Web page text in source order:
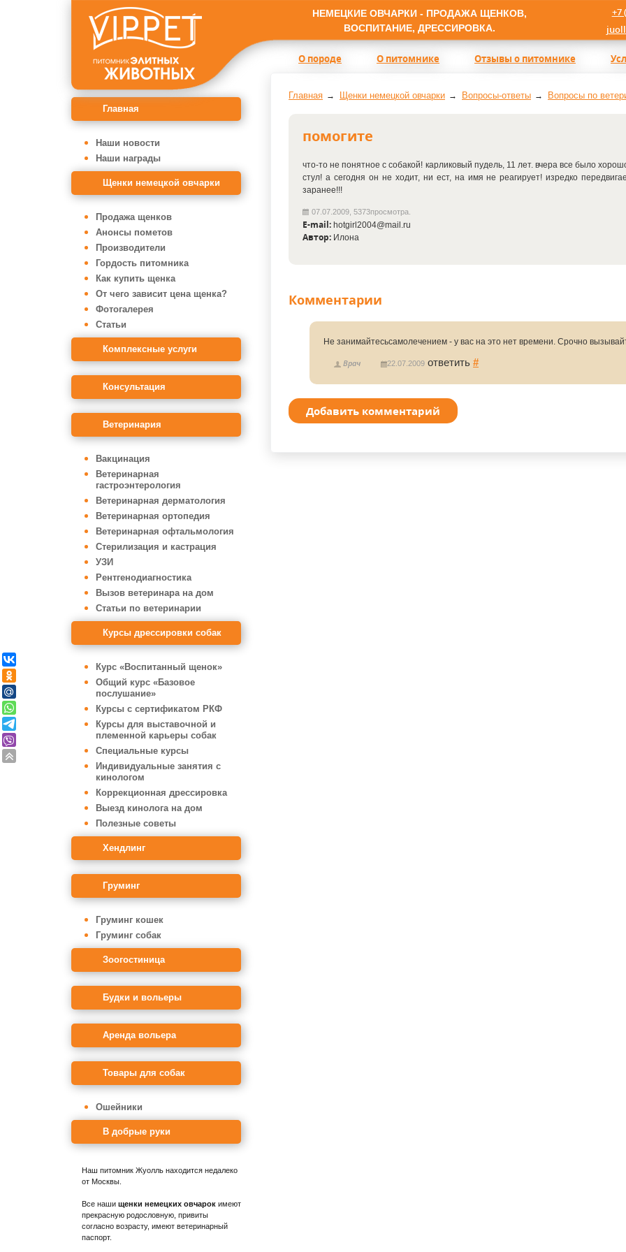
НЕМЕЦКИЕ ОВЧАРКИ - ПРОДАЖА ЩЕНКОВ,
ВОСПИТАНИЕ, ДРЕССИРОВКА.
+7
О породе О питомнике Отзывы о питомнике
Главная
Наши новости
Наши награды
Щенки немецкой овчарки
Продажа щенков
Анонсы пометов
Производители
Гордость питомника
Как купить щенка
От чего зависит цена щенка?
Фотогалерея
Статьи
Комплексные услуги
Консультация
Ветеринария
Вакцинация
Ветеринарная
гастроэнтерология
Ветеринарная дерматология
Ветеринарная ортопедия
Ветеринарная офтальмология
Стерилизация и кастрация
УЗИ
Рентгенодиагностика
Вызов ветеринара на дом
Статьи по ветеринарии
Курсы дрессировки собак
Курс «Воспитанный щенок»
Общий курс «Базовое
послушание»
Курсы с сертификатом РКФ
Курсы для выставочной и
племенной карьеры собак
Специальные курсы
Индивидуальные занятия с
кинологом
Коррекционная дрессировка
Выезд кинолога на дом
Полезные советы
Хендлинг
Груминг
Груминг кошек
Груминг собак
Зоогостиница
Будки и вольеры
Аренда вольера
Товары для собак
Ошейники
В добрые руки
Наш питомник Жуолль находится недалеко
от Москвы.
Все наши щенки немецких овчарок имеют
прекрасную родословную, привиты
согласно возрасту, имеют ветеринарный
паспорт.
Главная Щенки немецкой овчарки Вопросы-ответы Вопросы по
помогите
что-то не понятное с собакой! карликовый пудель, 11 лет. вчера все было
стул! а сегодня он не ходит, ни ест, на имя не реагирует! изредко
заранее!!!
07.07.2009, 5373просмотра.
E-mail: hotgirl2004@mail.ru
Автор: Илона
Комментарии
Не занимайтесьсамолечением - у вас на это нет времени. Срочно
Врач 22.07.2009 ответить #
Добавить комментарий